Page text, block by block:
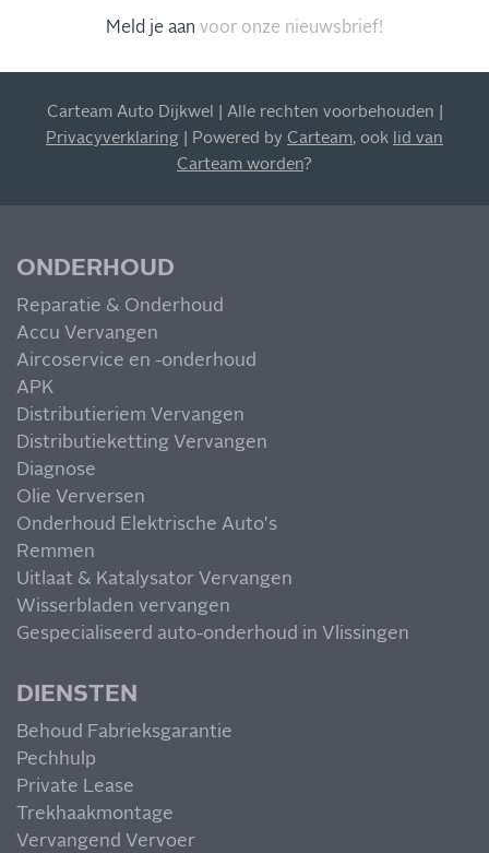
Meld je aan voor onze nieuwsbrief!
INSCHRIJVEN NIEUWSBRIEF
Carteam Auto Dijkwel | Alle rechten voorbehouden |
Privacyverklaring | Powered by Carteam, ook
lid van
Carteam worden?
ONDERHOUD
Reparatie & Onderhoud
Accu Vervangen
Aircoservice en -onderhoud
APK
Distributieriem Vervangen
Distributieketting Vervangen
Diagnose
Olie Verversen
Onderhoud Elektrische Auto's
Remmen
Uitlaat & Katalysator Vervangen
Wisserbladen vervangen
Gespecialiseerd auto-onderhoud in Vlissingen
DIENSTEN
Behoud Fabrieksgarantie
Pechhulp
Private Lease
Trekhaakmontage
Vervangend Vervoer